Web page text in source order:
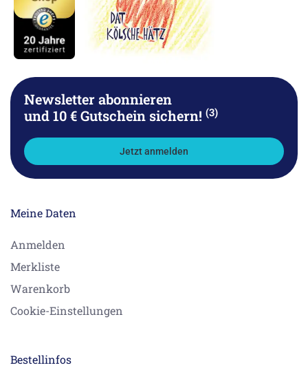
Newsletter abonnieren
und 10 € Gutschein sichern! (3)
Jetzt anmelden
Meine Daten
Anmelden
Merkliste
Warenkorb
Cookie-Einstellungen
Bestellinfos